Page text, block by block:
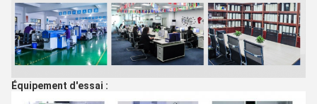
Équipement d'essai :